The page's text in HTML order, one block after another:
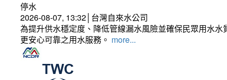
停水
2026-08-07, 13:32│台灣自來水公司
為提升供水穩定度、降低管線漏水風險並確保民眾用水
更安心可靠之用水服務。 more...